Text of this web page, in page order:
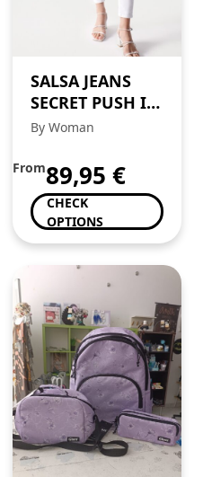
SALSA JEANS
SECRET PUSH IN
SKINNY
By Woman
From89,95 €
CHECK
OPTIONS